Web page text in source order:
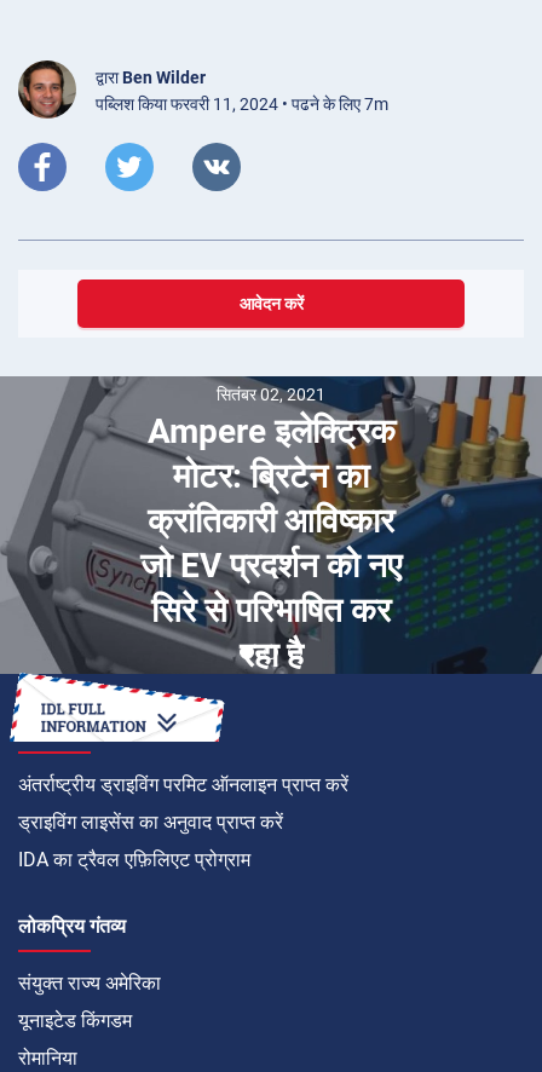
द्वाराBen Wilder
पब्लिश किया फरवरी 11, 2024 • पढने के लिए 7m
आवेदन करें
सितंबर 02, 2021
Ampere इलेक्ट्रिक
मोटर: ब्रिटेन का
क्रांतिकारी आविष्कार
जो EV प्रदर्शन को नए
सिरे से परिभाषित कर
रहा है
कैसे करें
अंतर्राष्ट्रीय ड्राइविंग परमिट ऑनलाइन प्राप्त करें
ड्राइविंग लाइसेंस का अनुवाद प्राप्त करें
IDA का ट्रैवल एफ़िलिएट प्रोग्राम
लोकप्रिय गंतव्य
संयुक्त राज्य अमेरिका
यूनाइटेड किंगडम
रोमानिया